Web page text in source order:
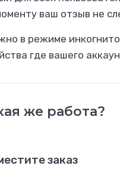
ваш отзыв не
в режиме
где вашего
же работа?
заказ